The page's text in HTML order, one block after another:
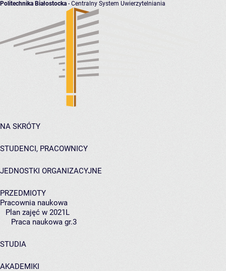
Politechnika Białostocka - Centralny System Uwierzytelniania
NA SKRÓTY
STUDENCI, PRACOWNICY
JEDNOSTKI ORGANIZACYJNE
PRZEDMIOTY
Pracownia naukowa
Plan zajęć w 2021L
Praca naukowa gr.3
STUDIA
AKADEMIKI